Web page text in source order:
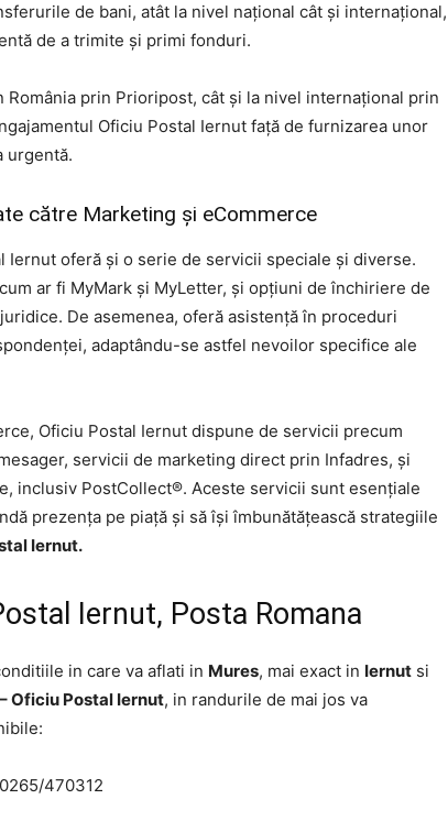
de bani, atât la nivel național cât și internațional,
de a trimite și primi fonduri.
prin Prioripost, cât și la nivel internațional prin
Oficiu Postal Iernut față de furnizarea unor
urgentă.
către Marketing și eCommerce
Iernut oferă și o serie de servicii speciale și diverse.
ar fi MyMark și MyLetter, și opțiuni de închiriere de
De asemenea, oferă asistență în proceduri
adaptându-se astfel nevoilor specifice ale
Oficiu Postal Iernut dispune de servicii precum
servicii de marketing direct prin Infadres, și
inclusiv PostCollect®. Aceste servicii sunt esențiale
prezența pe piață și să își îmbunătățească strategiile
Iernut.
Iernut, Posta Romana
in care va aflati in Mures, mai exact in Iernut si
Oficiu Postal Iernut, in randurile de mai jos va
470312